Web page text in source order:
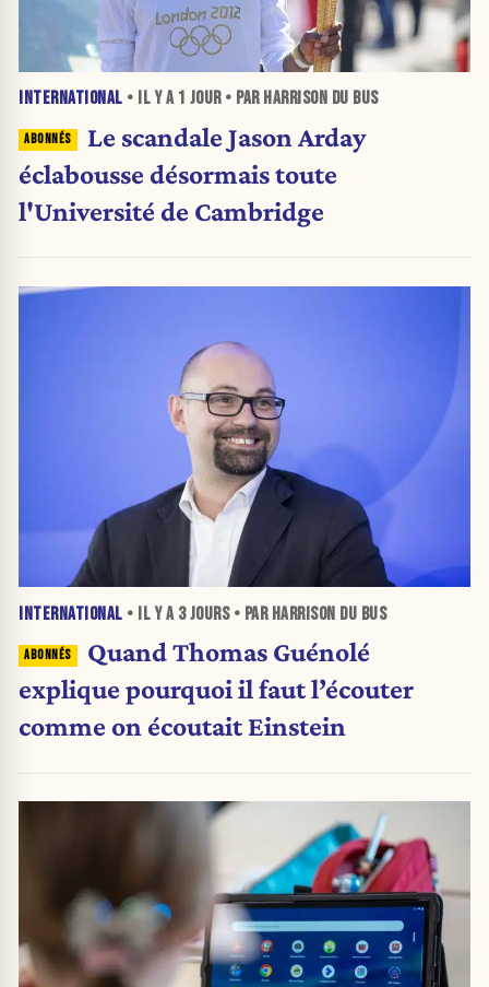
INTERNATIONAL • IL Y A 1 JOUR• PAR HARRISON DU BUS
Le scandale Jason Arday
éclabousse désormais toute
l'Université de Cambridge
INTERNATIONAL • IL Y A 3 JOURS• PAR HARRISON DU BUS
Quand Thomas Guénolé
explique pourquoi il faut l’écouter
comme on écoutait Einstein